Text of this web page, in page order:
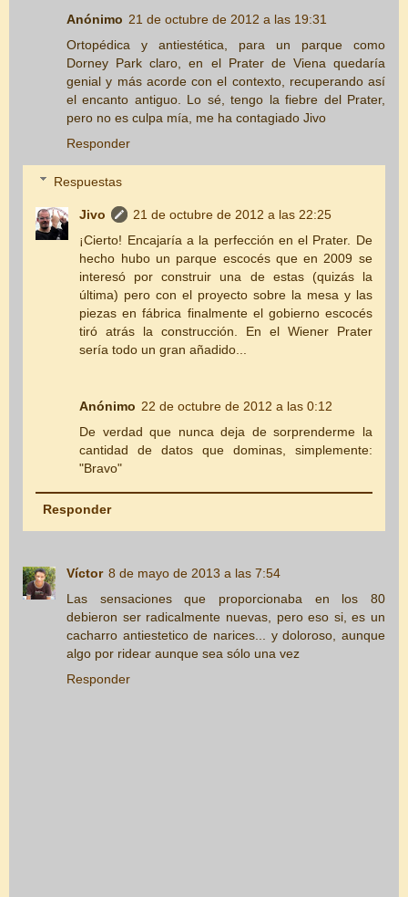
Anónimo 21 de octubre de 2012 a las 19:31
Ortopédica y antiestética, para un parque como
Dorney Park claro, en el Prater de Viena quedaría
genial y más acorde con el contexto, recuperando así
el encanto antiguo. Lo sé, tengo la fiebre del Prater,
pero no es culpa mía, me ha contagiado Jivo
Responder
Respuestas
Jivo
21 de octubre de 2012 a las 22:25
¡Cierto! Encajaría a la perfección en el Prater. De
hecho hubo un parque escocés que en 2009 se
interesó por construir una de estas (quizás la
última) pero con el proyecto sobre la mesa y las
piezas en fábrica finalmente el gobierno escocés
tiró atrás la construcción. En el Wiener Prater
sería todo un gran añadido...
Anónimo 22 de octubre de 2012 a las 0:12
De verdad que nunca deja de sorprenderme la
cantidad de datos que dominas, simplemente:
"Bravo"
Responder
Víctor 8 de mayo de 2013 a las 7:54
Las sensaciones que proporcionaba en los 80
debieron ser radicalmente nuevas, pero eso si, es un
cacharro antiestetico de narices... y doloroso, aunque
algo por ridear aunque sea sólo una vez
Responder